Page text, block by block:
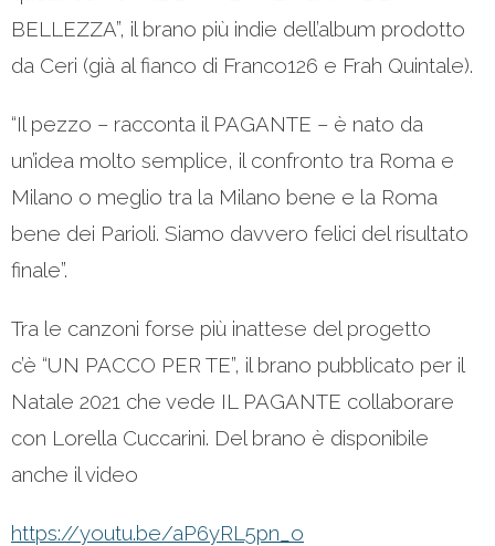
BELLEZZA”, il brano più indie dell’album prodotto
da Ceri (già al fianco di Franco126 e Frah Quintale).
“Il pezzo – racconta il PAGANTE – è nato da
un’idea molto semplice, il confronto tra Roma e
Milano o meglio tra la Milano bene e la Roma
bene dei Parioli. Siamo davvero felici del risultato
finale”.
Tra le canzoni forse più inattese del progetto
c’è “UN PACCO PER TE”, il brano pubblicato per il
Natale 2021 che vede IL PAGANTE collaborare
con Lorella Cuccarini. Del brano è disponibile
anche il video
https://youtu.be/aP6yRL5pn_o